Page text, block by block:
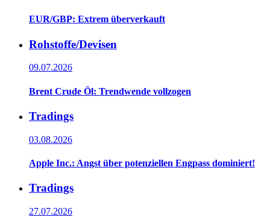
EUR/GBP: Extrem überverkauft
Rohstoffe/Devisen
09.07.2026
Brent Crude Öl: Trendwende vollzogen
Tradings
03.08.2026
Apple Inc.: Angst über potenziellen Engpass dominiert!
Tradings
27.07.2026